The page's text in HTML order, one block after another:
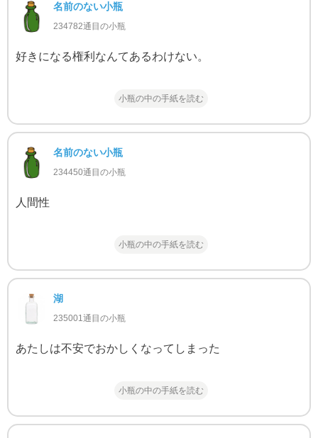
名前のない小瓶
234782通目の小瓶
好きになる権利なんてあるわけない。
小瓶の中の手紙を読む
名前のない小瓶
234450通目の小瓶
人間性
小瓶の中の手紙を読む
湖
235001通目の小瓶
あたしは不安でおかしくなってしまった
小瓶の中の手紙を読む